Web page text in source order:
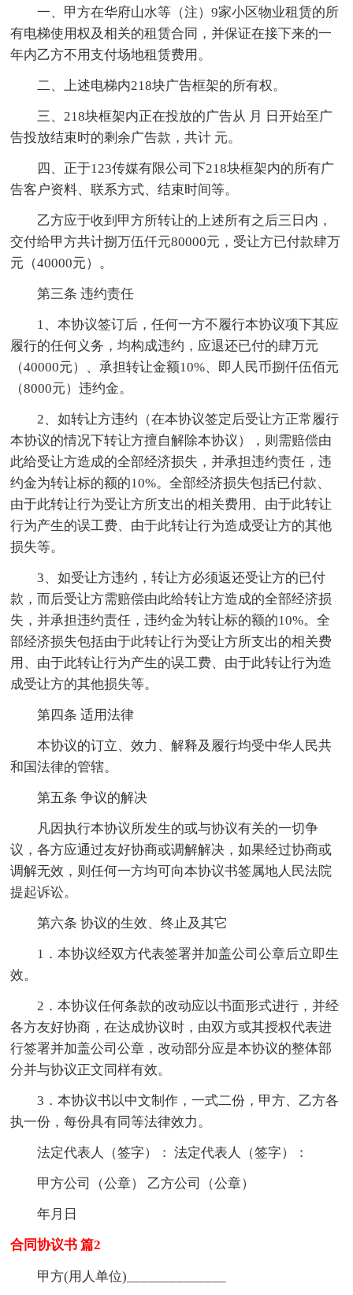
一、甲方在华府山水等（注）9家小区物业租赁的所
有电梯使用权及相关的租赁合同，并保证在接下来的一
年内乙方不用支付场地租赁费用。
二、上述电梯内218块广告框架的所有权。
三、218块框架内正在投放的广告从 月 日开始至广
告投放结束时的剩余广告款，共计 元。
四、正于123传媒有限公司下218块框架内的所有广
告客户资料、联系方式、结束时间等。
乙方应于收到甲方所转让的上述所有之后三日内，
交付给甲方共计捌万伍仟元80000元，受让方已付款肆万
元（40000元）。
第三条 违约责任
1、本协议签订后，任何一方不履行本协议项下其应
履行的任何义务，均构成违约，应退还已付的肆万元
（40000元）、承担转让金额10%、即人民币捌仟伍佰元
（8000元）违约金。
2、如转让方违约（在本协议签定后受让方正常履行
本协议的情况下转让方擅自解除本协议），则需赔偿由
此给受让方造成的全部经济损失，并承担违约责任，违
约金为转让标的额的10%。全部经济损失包括已付款、
由于此转让行为受让方所支出的相关费用、由于此转让
行为产生的误工费、由于此转让行为造成受让方的其他
损失等。
3、如受让方违约，转让方必须返还受让方的已付
款，而后受让方需赔偿由此给转让方造成的全部经济损
失，并承担违约责任，违约金为转让标的额的10%。全
部经济损失包括由于此转让行为受让方所支出的相关费
用、由于此转让行为产生的误工费、由于此转让行为造
成受让方的其他损失等。
第四条 适用法律
本协议的订立、效力、解释及履行均受中华人民共
和国法律的管辖。
第五条 争议的解决
凡因执行本协议所发生的或与协议有关的一切争
议，各方应通过友好协商或调解解决，如果经过协商或
调解无效，则任何一方均可向本协议书签属地人民法院
提起诉讼。
第六条 协议的生效、终止及其它
1．本协议经双方代表签署并加盖公司公章后立即生
效。
2．本协议任何条款的改动应以书面形式进行，并经
各方友好协商，在达成协议时，由双方或其授权代表进
行签署并加盖公司公章，改动部分应是本协议的整体部
分并与协议正文同样有效。
3．本协议书以中文制作，一式二份，甲方、乙方各
执一份，每份具有同等法律效力。
法定代表人（签字）： 法定代表人（签字）：
甲方公司（公章） 乙方公司（公章）
年月日
合同协议书 篇2
甲方(用人单位)______________